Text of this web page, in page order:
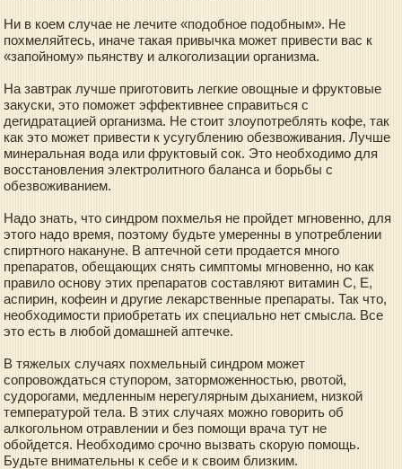
Ни в коем случае не лечите «подобное подобным». Не
похмеляйтесь, иначе такая привычка может привести вас к
«запойному» пьянству и алкоголизации организма.
На завтрак лучше приготовить легкие овощные и фруктовые
закуски, это поможет эффективнее справиться с
дегидратацией организма. Не стоит злоупотреблять кофе, так
как это может привести к усугублению обезвоживания. Лучше
минеральная вода или фруктовый сок. Это необходимо для
восстановления электролитного баланса и борьбы с
обезвоживанием.
Надо знать, что синдром похмелья не пройдет мгновенно, для
этого надо время, поэтому будьте умеренны в употреблении
спиртного накануне. В аптечной сети продается много
препаратов, обещающих снять симптомы мгновенно, но как
правило основу этих препаратов составляют витамин С, Е,
аспирин, кофеин и другие лекарственные препараты. Так что,
необходимости приобретать их специально нет смысла. Все
это есть в любой домашней аптечке.
В тяжелых случаях похмельный синдром может
сопровождаться ступором, заторможенностью, рвотой,
судорогами, медленным нерегулярным дыханием, низкой
температурой тела. В этих случаях можно говорить об
алкогольном отравлении и без помощи врача тут не
обойдется. Необходимо срочно вызвать скорую помощь.
Будьте внимательны к себе и к своим близким.